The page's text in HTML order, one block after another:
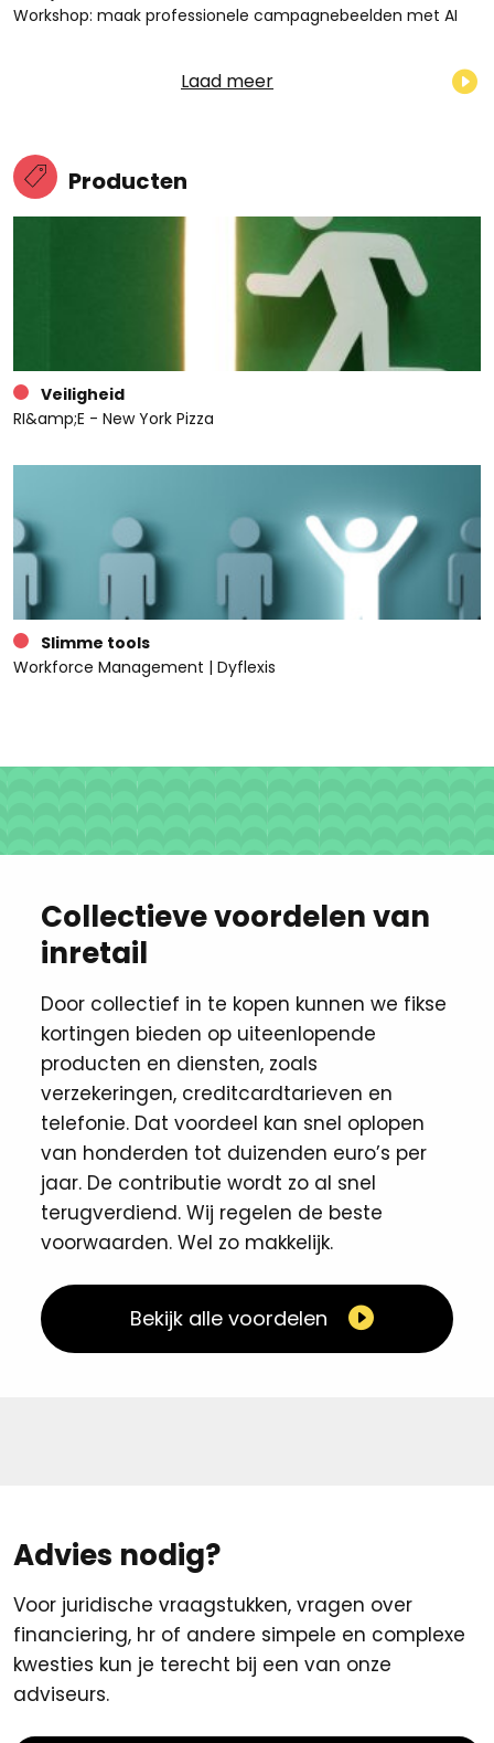
Workshop: maak professionele campagnebeelden met AI
Laad meer
Producten
Veiligheid
RI&amp;E - New York Pizza
Slimme tools
Workforce Management | Dyflexis
Collectieve voordelen van
inretail
Door collectief in te kopen kunnen we fikse
kortingen ​bieden op uiteenlopende
producten en diensten, zoals
verzekeringen, creditcardtarieven en
telefonie. Dat voordeel kan snel oplopen
van honderden tot duizenden euro’s per
jaar. De contributie wordt zo al snel
terugverdiend. Wij regelen de beste
voorwaarden. Wel zo makkelijk. ​
Bekijk alle voordelen
Advies nodig?
Voor juridische vraagstukken, vragen over
financiering, hr of andere simpele en complexe
kwesties kun je terecht bij een van onze
adviseurs.